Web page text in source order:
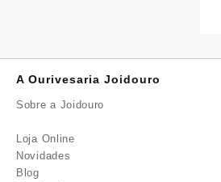
A Ourivesaria Joidouro
Sobre a Joidouro
Loja Online
Novidades
Blog